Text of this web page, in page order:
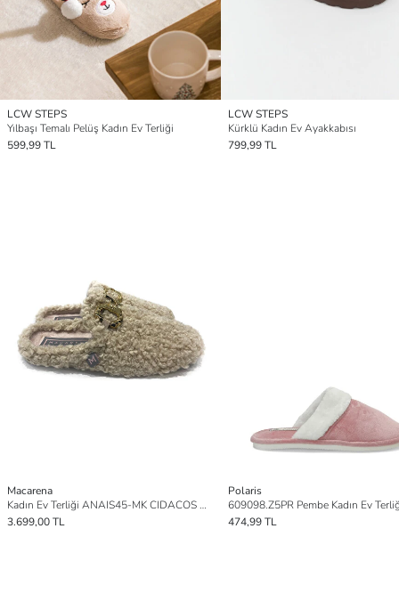
LCW STEPS
Yılbaşı Temalı Pelüş Kadın Ev Terliği
599,99 TL
LCW STEPS
Kürklü Kadın Ev Ayakkabısı
799,99 TL
Macarena
Kadın Ev Terliği ANAIS45-MK CIDACOS Arena
3.699,00 TL
Polaris
609098.Z5PR Pembe Kadın Ev
474,99 TL